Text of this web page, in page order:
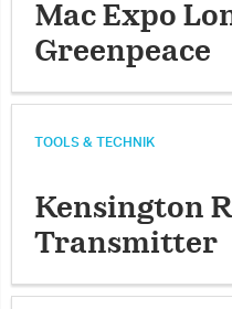
Mac Expo
Greenpeace
TOOLS & TECHNIK
Kensington
Transmitter